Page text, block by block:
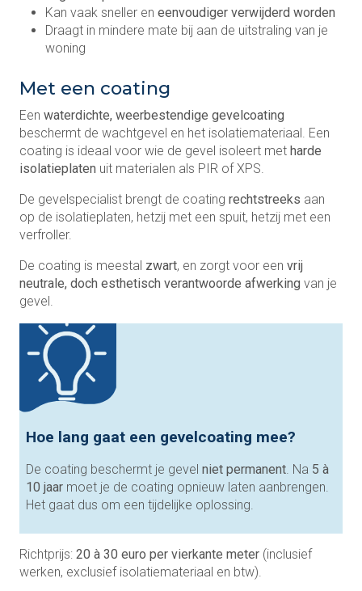
Kan vaak sneller en eenvoudiger verwijderd worden
Draagt in mindere mate bij aan de uitstraling van je
woning
Met een coating
Een waterdichte, weerbestendige gevelcoating
beschermt de wachtgevel en het isolatiemateriaal. Een
coating is ideaal voor wie de gevel isoleert met harde
isolatieplaten uit materialen als PIR of XPS.
De gevelspecialist brengt de coating rechtstreeks aan
op de isolatieplaten, hetzij met een spuit, hetzij met een
verfroller.
De coating is meestal zwart, en zorgt voor een vrij
neutrale, doch esthetisch verantwoorde afwerking van je
gevel.
Hoe lang gaat een gevelcoating mee?
De coating beschermt je gevel niet permanent. Na 5 à
10 jaar moet je de coating opnieuw laten aanbrengen.
Het gaat dus om een tijdelijke oplossing.
Richtprijs: 20 à 30 euro per vierkante meter (inclusief
werken, exclusief isolatiemateriaal en btw).